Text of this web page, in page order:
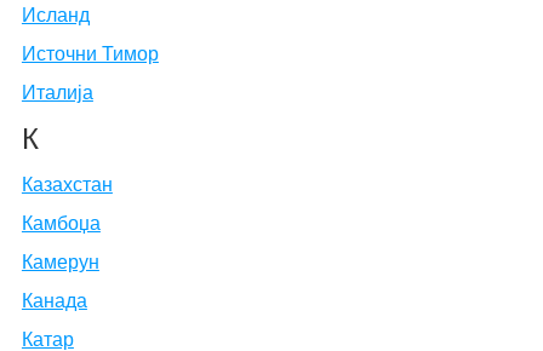
Исланд
Источни Тимор
Италија
К
Казахстан
Камбоџа
Камерун
Канада
Катар